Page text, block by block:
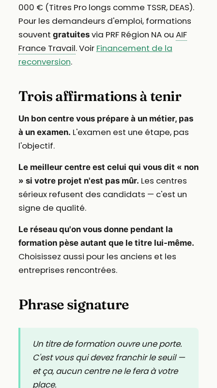
000 € (Titres Pro longs comme TSSR, DEAS).
Pour les demandeurs d'emploi, formations
souvent gratuitesvia PRF Région NA ou AIF
France Travail. Voir Financement de la
reconversion.
Trois affirmations à tenir
Un bon centre vous prépare à un métier, pas
à un examen. L'examen est une étape, pas
l'objectif.
Le meilleur centre est celui qui vous dit « non
» si votre projet n'est pas mûr. Les centres
sérieux refusent des candidats — c'est un
signe de qualité.
Le réseau qu'on vous donne pendant la
formation pèse autant que le titre lui-même.
Choisissez aussi pour les anciens et les
entreprises rencontrées.
Phrase signature
Un titre de formation ouvre une porte.
C'est vous qui devez franchir le seuil —
et ça, aucun centre ne le fera à votre
place.